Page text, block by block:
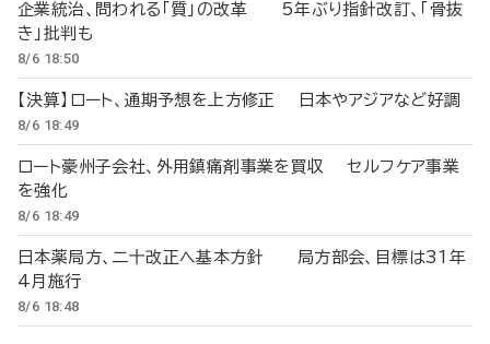
企業統治、問われる「質」の改革 5年ぶり指針改訂、「骨抜
き」批判も
8/6 18:50
【決算】ロート、通期予想を上方修正 日本やアジアなど好調
8/6 18:49
ロート豪州子会社、外用鎮痛剤事業を買収 セルフケア事業
を強化
8/6 18:49
日本薬局方、二十改正へ基本方針 局方部会、目標は31年
4月施行
8/6 18:48